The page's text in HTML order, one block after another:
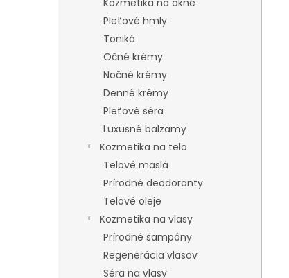
Kozmetika na akné
Pleťové hmly
Toniká
Očné krémy
Nočné krémy
Denné krémy
Pleťové séra
Luxusné balzamy
Kozmetika na telo
Telové maslá
Prírodné deodoranty
Telové oleje
Kozmetika na vlasy
Prírodné šampóny
Regenerácia vlasov
Séra na vlasy